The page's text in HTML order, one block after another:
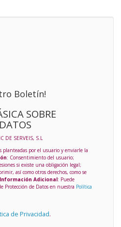
Boletín!
SOBRE
DE SERVEIS, S.L
planteadas por el usuario y enviarle la
: Consentimiento del usuario;
si existe una obligación legal;
así como otros derechos, como se
Información Adicional: Puede
Protección de Datos en nuestra Política
de Privacidad.